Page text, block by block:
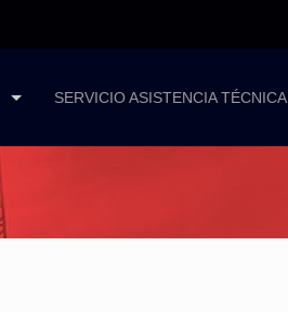
SERVICIO ASISTENCIA TÉCNICA